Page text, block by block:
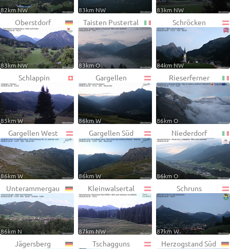
82km NW 83km NW 83km NW
Oberstdorf
83km NW
Taisten Pustertal
83km O
Schröcken
84km NW
Schlappin
85km W
Gargellen
86km W
Rieserferner
86km O
Gargellen West
86km W
Gargellen Süd
86km W
Niederdorf
86km O
Unterammergau
86km N
Kleinwalsertal
87km NW
Schruns
87km W
Jägersberg Tschagguns Herzogstand Süd